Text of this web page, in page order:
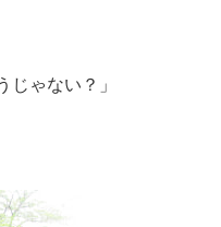
じゃない？」